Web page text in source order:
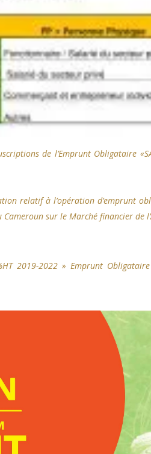
de l’Emprunt Obligataire
relatif à l’opération d’emprunt
sur le Marché financier de
2019-2022 » Emprunt